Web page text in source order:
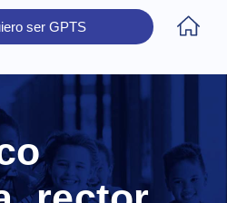
ser GPTS